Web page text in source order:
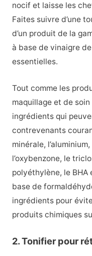
nocif et laisse les
Faites suivre d’une
d’un produit de la
à base de vinaigre
essentielles.
Tout comme les
maquillage et de
ingrédients qui
contrevenants
minérale,
l’oxybenzone, le
polyéthylène, le BHA
base de
ingrédients pour
produits chimiques
2. Tonifier pour